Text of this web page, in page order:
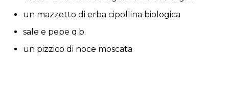
un mazzetto di erba cipollina biologica
sale e pepe q.b.
un pizzico di noce moscata